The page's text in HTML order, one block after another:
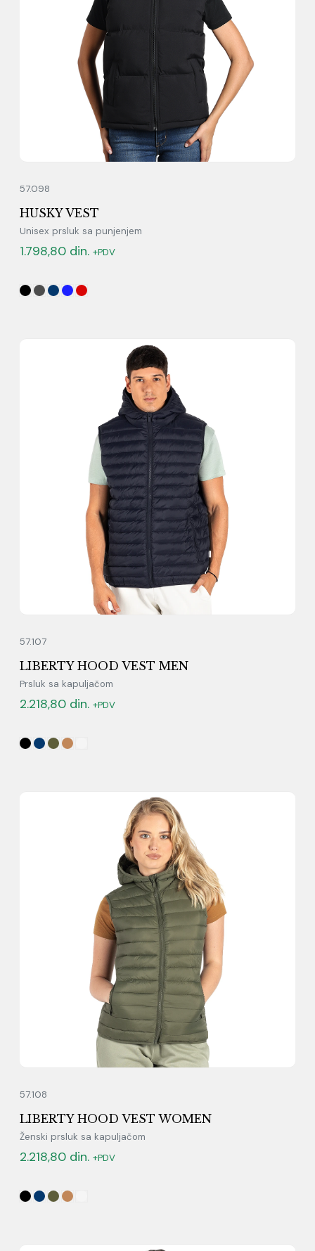
57.098
HUSKY VEST
Unisex prsluk sa punjenjem
1.798,80 din. +PDV
57.107
LIBERTY HOOD VEST MEN
Prsluk sa kapuljačom
2.218,80 din. +PDV
57.108
LIBERTY HOOD VEST WOMEN
Ženski prsluk sa kapuljačom
2.218,80 din. +PDV